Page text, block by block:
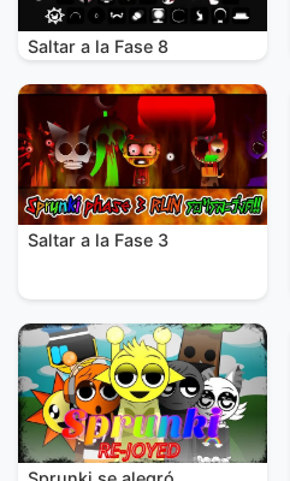
Saltar a la Fase 8
Saltar a la Fase 3